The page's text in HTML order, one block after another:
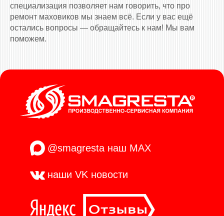
специализация позволяет нам говорить, что про
ремонт маховиков мы знаем всё. Если у вас ещё
остались вопросы — обращайтесь к нам! Мы вам
поможем.
@smagresta наш MAX
наши VK новости